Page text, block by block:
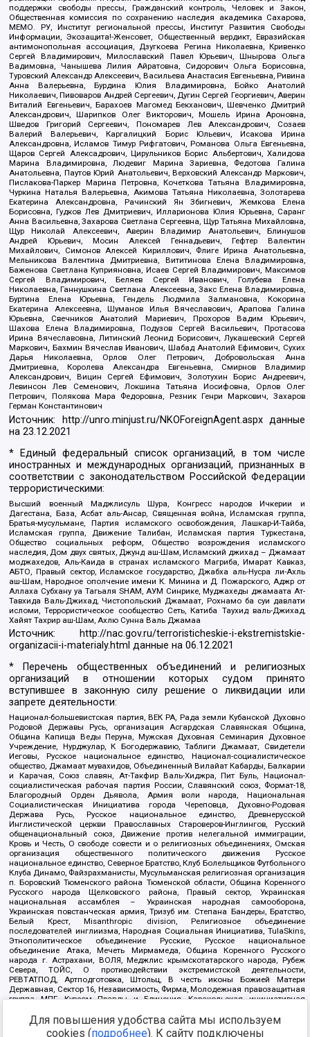
поддержки свободы прессы, Гражданский контроль, Человек и Закон,
Общественная комиссия по сохранению наследия академика Сахарова,
МЕМО. РУ, Институт региональной прессы, Институт Развития Свободы
Информации, Экозащита!-Женсовет, Общественный вердикт, Евразийская
антимонопольная ассоциация, Дзугкоева Регина Николаевна, Кривенко
Сергей Владимирович, Милославский Павел Юрьевич, Шнырова Ольга
Вадимовна, Чанышева Лилия Айратовна, Сидорович Ольга Борисовна,
Туровский Александр Алексеевич, Васильева Анастасия Евгеньевна, Ривина
Анна Валерьевна, Бурдина Юлия Владимировна, Бойко Анатолий
Николаевич, Пивоваров Андрей Сергеевич, Дугин Сергей Георгиевич, Аверин
Виталий Евгеньевич, Барахоев Магомед Бекханович, Шевченко Дмитрий
Александрович, Шарипков Олег Викторович, Мошель Ирина Ароновна,
Шведов Григорий Сергеевич, Пономарев Лев Александрович, Созаев
Валерий Валерьевич, Каргалицкий Борис Юльевич, Исакова Ирина
Александровна, Исламов Тимур Рифгатович, Романова Ольга Евгеньевна,
Щаров Сергей Алексадрович, Цирульников Борис Альбертович, Халидова
Марина Владимировна, Людевиг Марина Зариевна, Федотова Галина
Анатольевна, Паутов Юрий Анатольевич, Верховский Александр Маркович,
Пислакова-Паркер Марина Петровна, Кочеткова Татьяна Владимировна,
Чуркина Наталья Валерьевна, Акимова Татьяна Николаевна, Золотарева
Екатерина Александровна, Рачинский Ян Збигневич, Жемкова Елена
Борисовна, Гудков Лев Дмитриевич, Илларионова Юлия Юрьевна, Саранг
Анна Васильевна, Захарова Светлана Сергеевна, Щур Татьяна Михайловна,
Щур Николай Алексеевич, Аверин Владимир Анатольевич, Блинушов
Андрей Юрьевич, Мосин Алексей Геннадьевич, Гефтер Валентин
Михайлович, Симонов Алексей Кириллович, Флиге Ирина Анатольевна,
Мельникова Валентина Дмитриевна, Вититинова Елена Владимировна,
Баженова Светлана Куприяновна, Исаев Сергей Владимирович, Максимов
Сергей Владимирович, Беляев Сергей Иванович, Голубева Елена
Николаевна, Ганнушкина Светлана Алексеевна, Закс Елена Владимировна,
Буртина Елена Юрьевна, Гендель Людмила Залмановна, Кокорина
Екатерина Алексеевна, Шуманов Илья Вячеславович, Арапова Галина
Юрьевна, Свечников Анатолий Мариевич, Прохоров Вадим Юрьевич,
Шахова Елена Владимировна, Подузов Сергей Васильевич, Протасова
Ирина Вячеславовна, Литинский Леонид Борисович, Лукашевский Сергей
Маркович, Бахмин Вячеслав Иванович, Шабад Анатолий Ефимович, Сухих
Дарья Николаевна, Орлов Олег Петрович, Добровольская Анна
Дмитриевна, Королева Александра Евгеньевна, Смирнов Владимир
Александрович, Вицин Сергей Ефимович, Золотухин Борис Андреевич,
Левинсон Лев Семенович, Локшина Татьяна Иосифовна, Орлов Олег
Петрович, Полякова Мара Федоровна, Резник Генри Маркович, Захаров
Герман Константинович
Источник: http://unro.minjust.ru/NKOForeignAgent.aspxданные
на23.12.2021
* Единый федеральный список организаций, в том числе
иностранных и международных организаций, признанных в
соответствии с законодательством Российской Федерации
террористическими:
Высший военный Маджлисуль Шура, Конгресс народов Ичкерии и
Дагестана, База, Асбат аль-Ансар, Священная война, Исламская группа,
Братья-мусульмане, Партия исламского освобождения, Лашкар-И-Тайба,
Исламская группа, Движение Талибан, Исламская партия Туркестана,
Общество социальных реформ, Общество возрождения исламского
наследия, Дом двух святых, Джунд аш-Шам, Исламский джихад – Джамаат
моджахедов, Аль-Каида в странах исламского Магриба, Имарат Кавказ,
АБТО, Правый сектор, Исламское государство, Джабха аль-Нусра ли-Ахль
аш-Шам, Народное ополчение имени К. Минина и Д. Пожарского, Аджр от
Аллаха Субхану уа Тагьаля SHAM, АУМ Синрике, Муджахеды джамаата Ат-
Тавхида Валь-Джихад, Чистопольский Джамаат, Рохнамо ба суи давлати
исломи, Террористическое сообщество Сеть, Катиба Таухид валь-Джихад,
Хайят Тахрир аш-Шам, Ахлю Сунна Валь Джамаа
Источник:
http://nac.gov.ru/terroristicheskie-i-ekstremistskie-
organizacii-i-materialy.html данные на06.12.2021
* Перечень общественных объединений и религиозных
организаций в отношении которых судом принято
вступившее в законную силу решение о ликвидации или
запрете деятельности:
Национал-большевистская партия, ВЕК РА, Рада земли Кубанской Духовно
Родовой Державы Русь, организация Асгардская Славянская Община,
Община Капища Веды Перуна, Мужская Духовная Семинария Духовное
Учреждение, Нурджулар, К Богодержавию, Таблиги Джамаат, Свидетели
Иеговы, Русское национальное единство, Национал-социалистическое
общество, Джамаат мувахидов, Объединенный Вилайат Кабарды, Балкарии
и Карачая, Союз славян, Ат-Такфир Валь-Хиджра, Пит Буль, Национал-
социалистическая рабочая партия России, Славянский союз, Формат-18,
Благородный Орден Дьявола, Армия воли народа, Национальная
Социалистическая Инициатива города Череповца, Духовно-Родовая
Держава Русь, Русское национальное единство, Древнерусской
Инглистической церкви Православных Староверов-Инглингов, Русский
общенациональный союз, Движение против нелегальной иммиграции,
Кровь и Честь, О свободе совести и о религиозных объединениях, Омская
организация общественного политического движения Русское
национальное единство, Северное Братство, Клуб Болельщиков Футбольного
Клуба Динамо, Файзрахманисты, Мусульманская религиозная организация
п. Боровский Тюменского района Тюменской области, Община Коренного
Русского народа Щелковского района, Правый сектор, Украинская
национальная ассамблея – Украинская народная самооборона,
Украинская повстанческая армия, Тризуб им. Степана Бандеры, Братство,
Белый Крест, Misanthropic division, Религиозное объединение
последователей инглиизма, Народная Социальная Инициатива, TulaSkins,
Этнополитическое объединение Русские, Русское национальное
объединение Атака, Мечеть Мирмамеда, Община Коренного Русского
народа г. Астрахани, ВОЛЯ, Меджлис крымскотатарского народа, Рубеж
Севера, ТОЙС, О противодействии экстремистской деятельности,
РЕВТАТПОД, Артподготовка, Штольц, В честь иконы Божией Матери
Державная, Сектор 16, Независимость, Фирма, Молодежная правозащитная
группа МПГ, Курсом Правды и Единения, Каракольская инициативная
Благотворительный пансионат Ак Умут, Русская республика Русь,
Арестантское уголовное единство, Башкорт, Нация и свобода, W.H.С., Фалунь
Для повышения удобства сайта мы используем
cookies (подробнее). К сайту подключены